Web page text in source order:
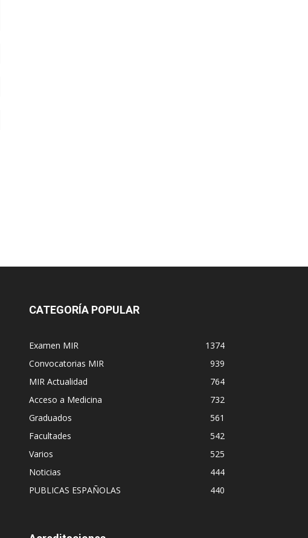
CATEGORÍA POPULAR
Examen MIR
1374
Convocatorias MIR
939
MIR Actualidad
764
Acceso a Medicina
732
Graduados
561
Facultades
542
Varios
525
Noticias
444
PUBLICAS ESPAÑOLAS
440